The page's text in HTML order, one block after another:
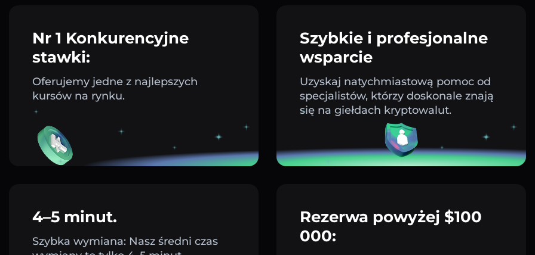
Nr 1 Konkurencyjne
stawki:
Oferujemy jedne z najlepszych
kursów na rynku.
Szybkie i profesjonalne
wsparcie
Uzyskaj natychmiastową pomoc od
specjalistów, którzy doskonale znają
się na giełdach kryptowalut.
4–5 minut.
Szybka wymiana: Nasz średni czas
Rezerwa powyżej $100
000: